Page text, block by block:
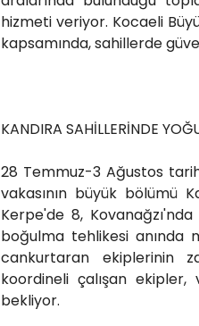
hizmeti veriyor. Kocaeli
kapsamında, sahillerde
KANDIRA SAHİLLERİNDE
28 Temmuz-3 Ağustos
vakasının büyük bölümü
Kerpe'de 8,
boğulma tehlikesi anında
cankurtaran ekiplerinin
koordineli çalışan ekipler,
bekliyor.